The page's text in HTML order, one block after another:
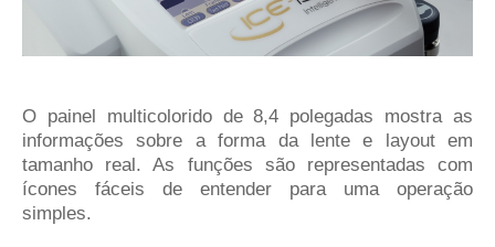
O painel multicolorido de 8,4 polegadas mostra as
informações sobre a forma da lente e layout em
tamanho real. As funções são representadas com
ícones fáceis de entender para uma operação
simples.